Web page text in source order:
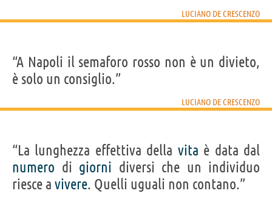
LUCIANO DE CRESCENZO
“A Napoli il semaforo rosso non è un divieto,
è solo un consiglio.”
LUCIANO DE CRESCENZO
“La lunghezza effettiva della vita è data dal
numero di giorni diversi che un individuo
riesce a vivere. Quelli uguali non contano.”